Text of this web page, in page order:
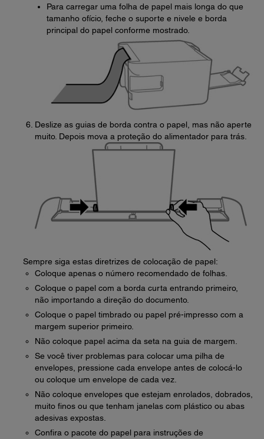
Para carregar uma folha de papel mais longa do que
tamanho ofício, feche o suporte e nivele e borda
principal do papel conforme mostrado.
Deslize as guias de borda contra o papel, mas não aperte
muito. Depois mova a proteção do alimentador para trás.
Sempre siga estas diretrizes de colocação de papel:
Coloque apenas o número recomendado de folhas.
Coloque o papel com a borda curta entrando primeiro,
não importando a direção do documento.
Coloque o papel timbrado ou papel pré-impresso com a
margem superior primeiro.
Não coloque papel acima da seta na guia de margem.
Se você tiver problemas para colocar uma pilha de
envelopes, pressione cada envelope antes de colocá-lo
ou coloque um envelope de cada vez.
Não coloque envelopes que estejam enrolados, dobrados,
muito finos ou que tenham janelas com plástico ou abas
adesivas expostas.
Confira o pacote do papel para instruções de